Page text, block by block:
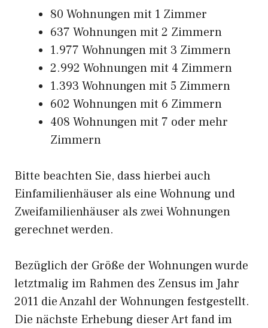
80 Wohnungen mit 1 Zimmer
637 Wohnungen mit 2 Zimmern
1.977 Wohnungen mit 3 Zimmern
2.992 Wohnungen mit 4 Zimmern
1.393 Wohnungen mit 5 Zimmern
602 Wohnungen mit 6 Zimmern
408 Wohnungen mit 7 oder mehr
Zimmern
Bitte beachten Sie, dass hierbei auch
Einfamilienhäuser als eine Wohnung und
Zweifamilienhäuser als zwei Wohnungen
gerechnet werden.
Bezüglich der Größe der Wohnungen wurde
letztmalig im Rahmen des Zensus im Jahr
2011 die Anzahl der Wohnungen festgestellt.
Die nächste Erhebung dieser Art fand im